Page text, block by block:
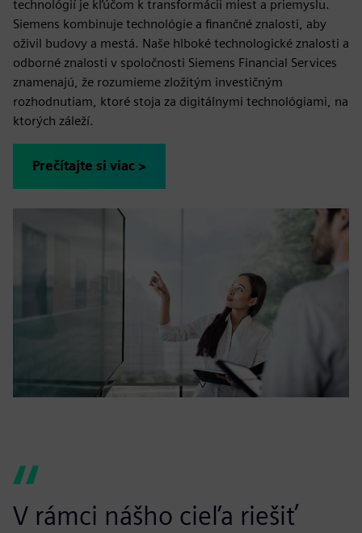
technológií je kľúčom k transformácii miest a priemyslu.
Siemens kombinuje technológie a finančné znalosti, aby
oživil budovy a mestá. Naše hlboké technologické znalosti a
odborné znalosti v spoločnosti Siemens Financial Services
znamenajú, že rozumieme zložitým investičným
rozhodnutiam, ktoré stoja za digitálnymi technológiami, na
ktorých záleží.
Prečítajte si viac >
V rámci nášho cieľa riešiť